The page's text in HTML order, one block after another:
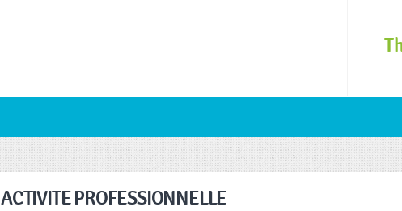
ACTIVITE PROFESSIONNELLE